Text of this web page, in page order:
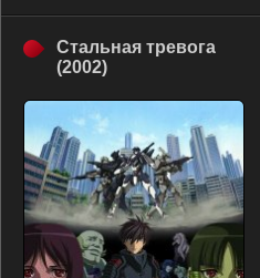
Стальная тревога
(2002)